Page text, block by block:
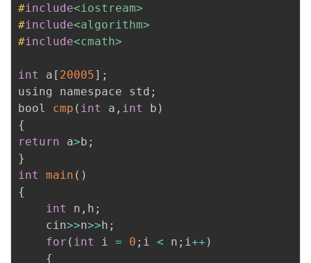
#include<iostream>
#include<algorithm>
#include<cmath>
int a [ 20005] ;
using namespace std ;
bool cmp ( int a , int b )
{
return a>b ;
}
int
main ( )
{
int
n , h ;
	cin
>>n>>h ;
for ( int i = 0 ; i < n ; i++ )
{